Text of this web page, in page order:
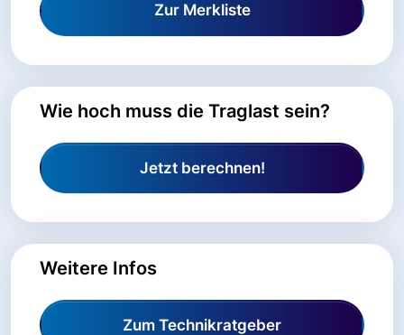
Zur Merkliste
Wie hoch muss die Traglast sein?
Jetzt berechnen!
Weitere Infos
Zum Technikratgeber